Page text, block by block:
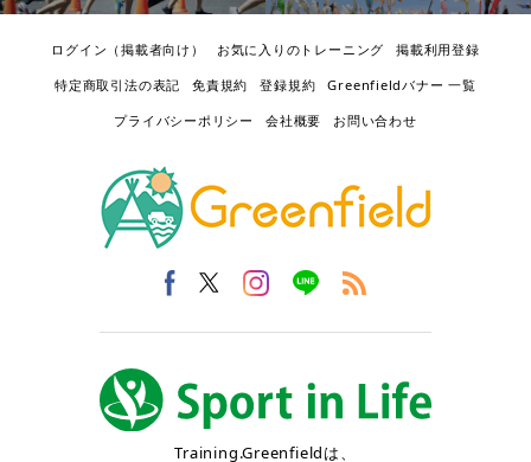
ログイン（掲載者向け） お気に入りのトレーニング
掲載利用登録
特定商取引法の表記
免責規約 登録規約
Greenfieldバナー 一覧
プライバシーポリシー
会社概要 お問い合わせ
Training.Greenfieldは、